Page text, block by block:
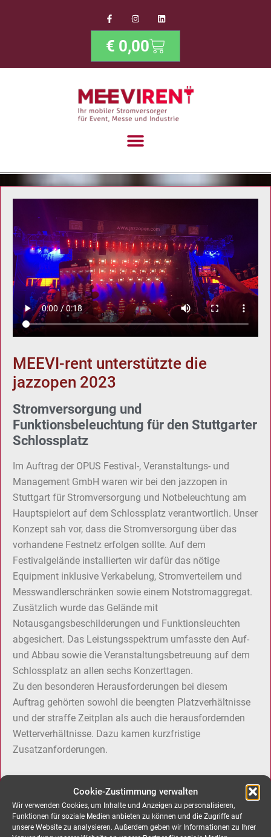
Cookie-Zustimmung verwalten
Wir verwenden Cookies, um Inhalte und Anzeigen zu personalisieren,
Funktionen für soziale Medien anbieten zu können und die Zugriffe auf
unsere Website zu analysieren. Außerdem geben wir Informationen zu Ihrer
€ 0,00
MEEVI-rent unterstützte die
jazzopen 2023
Stromversorgung und
Funktionsbeleuchtung für den Stuttgarter
Schlossplatz
Im Auftrag der OPUS Festival-, Veranstaltungs- und
Management GmbH waren wir bei den jazzopen in
Stuttgart für Stromversorgung und Notbeleuchtung am
Hauptspielort auf dem Schlossplatz verantwortlich. Unser
Konzept sah vor, dass die Stromversorgung über das
vorhandene Festnetz erfolgen sollte. Auf dem
Festivalgelände installierten wir dafür das nötige
Equipment inklusive Verkabelung, Stromverteilern und
Messwandlerschränken sowie einem Notstromaggregat.
Zusätzlich wurde das Gelände mit
Notausgangsbeschilderungen und Funktionsleuchten
abgesichert. Das Leistungsspektrum umfasste den Auf-
und Abbau sowie die Veranstaltungsbetreuung auf dem
Schlossplatz an allen sechs Konzerttagen.
Zu den besonderen Herausforderungen bei diesem
Auftrag gehörten sowohl die beengten Platzverhältnisse
und der straffe Zeitplan als auch die herausfordernden
Wetterverhältnisse. Dazu kamen kurzfristige
Zusatzanforderungen.
Top-Festivals für Jazz & beyond. Diesen Anspruch
unterstrichen Stars wie die Fantastischen Vier, Deep
Purple, Simply Red oder Grace Jones, die Festival-Feeling